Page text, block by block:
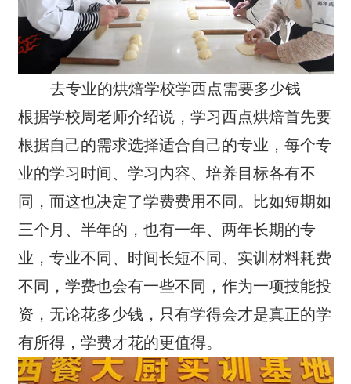
去专业的烘焙学校学西点需要多少钱
根据学校周老师介绍说，学习西点烘焙首先要
根据自己的需求选择适合自己的专业，每个专
业的学习时间、学习内容、培养目标各有不
同，而这也决定了学费费用不同。比如短期如
三个月、半年的，也有一年、两年长期的专
业，专业不同、时间长短不同、实训材料耗费
不同，学费也会有一些不同，作为一项技能投
资，无论花多少钱，只有学得会才是真正的学
有所得，学费才花的更值得。